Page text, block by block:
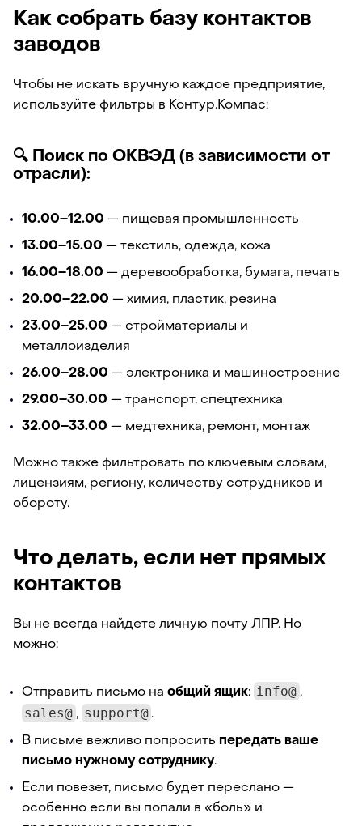
Как собрать базу контактов
заводов
Чтобы не искать вручную каждое предприятие,
используйте фильтры в Контур.Компас:
🔍 Поиск по ОКВЭД (в зависимости от
отрасли):
10.00–12.00 — пищевая промышленность
13.00–15.00 — текстиль, одежда, кожа
16.00–18.00 — деревообработка, бумага, печать
20.00–22.00 — химия, пластик, резина
23.00–25.00 — стройматериалы и
металлоизделия
26.00–28.00 — электроника и машиностроение
29.00–30.00 — транспорт, спецтехника
32.00–33.00 — медтехника, ремонт, монтаж
Можно также фильтровать по ключевым словам,
лицензиям, региону, количеству сотрудников и
обороту.
Что делать, если нет прямых
контактов
Вы не всегда найдете личную почту ЛПР. Но
можно:
Отправить письмо наобщий ящик: info@ ,
sales@ , support@ .
В письме вежливо попроситьпередать ваше
письмо нужному сотруднику.
Если повезет, письмо будет переслано —
особенно если вы попали в «боль» и